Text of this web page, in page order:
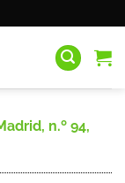
n.º 94,